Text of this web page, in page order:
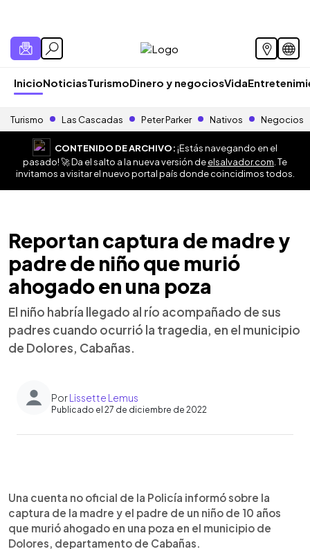
InicioNoticiasTurismoDinero y negociosVida
Turismo Las Cascadas Peter Parker Nativos Negocios
CONTENIDO DE ARCHIVO:¡Estás navegando en el
pasado! 🚀 Da el salto a la nueva versión deelsalvador.com . Te
invitamos a visitar el nuevo portal país donde coincidimos todos.
Reportan captura de madre y
padre de niño que murió
ahogado en una poza
El niño habría llegado al río acompañado de sus
padres cuando ocurrió la tragedia, en el municipio
de Dolores, Cabañas.
PorLissette Lemus
Publicado el 27 de diciembre de 2022
Escuchar artículo
Una cuenta no oficial de la Policía informó sobre la
captura de la madre y el padre de un niño de 10 años
que murió ahogado en una poza en el municipio de
Dolores, departamento de Cabañas.